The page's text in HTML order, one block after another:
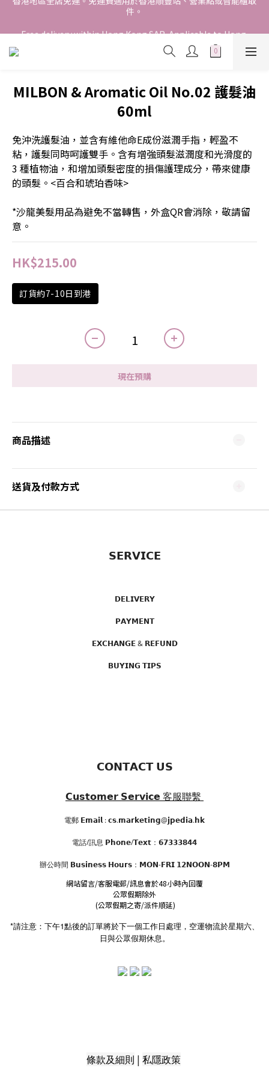
香港地區全店免運。免運費適用於香港順豐站、營業點或智能櫃取
件。
Free delivery within Hong Kong SAR. Applicable to Hong
香港地區全店免運。免運費適用於香港順豐站、營業點或智能櫃取
件。
MILBON & Aromatic Oil No.02 護髮油
60ml
免沖洗護髮油，並含有維他命E成份滋潤手指，輕盈不
粘，護髮同時呵護雙手。含有增強頭髮滋潤度和光滑度的
3 種植物油，和增加頭髮密度的損傷護理成分，帶來健康
的頭髮。<百合和琥珀香味>
*沙龍美髮用品為避免不當轉售，外盒QR會消除，敬請留
意。
HK$215.00
訂貨約7-10日到港
現在預購
商品描述
送貨及付款方式
𝗦𝗘𝗥𝗩𝗜𝗖𝗘
𝗗𝗘𝗟𝗜𝗩𝗘𝗥𝗬
𝗣𝗔𝗬𝗠𝗘𝗡𝗧
𝗘𝗫𝗖𝗛𝗔𝗡𝗚𝗘 & 𝗥𝗘𝗙𝗨𝗡𝗗
𝗕𝗨𝗬𝗜𝗡𝗚 𝗧𝗜𝗣𝗦
𝗖𝗢𝗡𝗧𝗔𝗖𝗧 𝗨𝗦
𝗖𝘂𝘀𝘁𝗼𝗺𝗲𝗿 𝗦𝗲𝗿𝘃𝗶𝗰𝗲 客服聯繫
電郵 𝗘𝗺𝗮𝗶𝗹 : 𝗰𝘀.𝗺𝗮𝗿𝗸𝗲𝘁𝗶𝗻𝗴@𝗷𝗽𝗲𝗱𝗶𝗮.𝗵𝗸
電話/訊息 𝗣𝗵𝗼𝗻𝗲/𝗧𝗲𝘅𝘁：𝟲𝟳𝟯𝟯𝟯𝟴𝟰𝟰
辦公時間 𝗕𝘂𝘀𝗶𝗻𝗲𝘀𝘀 𝗛𝗼𝘂𝗿𝘀：𝗠𝗢𝗡-𝗙𝗥𝗜 𝟭𝟮𝗡𝗢𝗢𝗡-𝟴𝗣𝗠
網站留言/客服電郵/訊息會於48小時內回覆
公眾假期除外
(公眾假期之寄/派件順延)
*請注意：下午1點後的訂單將於下一個工作日處理，空運物流於星期六、
日與公眾假期休息。
條款及細則 | 私隱政策